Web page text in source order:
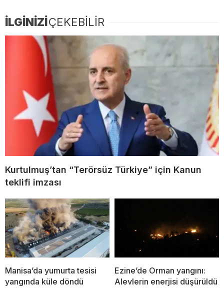
İLGİNİZİÇEKEBİLİR
Kurtulmuş’tan “Terörsüz Türkiye” için Kanun
teklifi imzası
Manisa’da yumurta tesisi
yangında küle döndü
Ezine’de Orman yangını:
Alevlerin enerjisi düşürüldü